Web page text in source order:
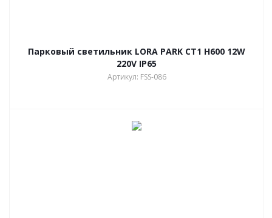
Парковый светильник LORA PARK СТ1 H600 12W
220V IP65
Артикул: FSS-086